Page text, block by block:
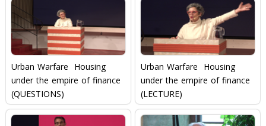
Urban Warfare  Housing
under the empire of finance
(QUESTIONS)
Urban Warfare  Housing
under the empire of finance
(LECTURE)